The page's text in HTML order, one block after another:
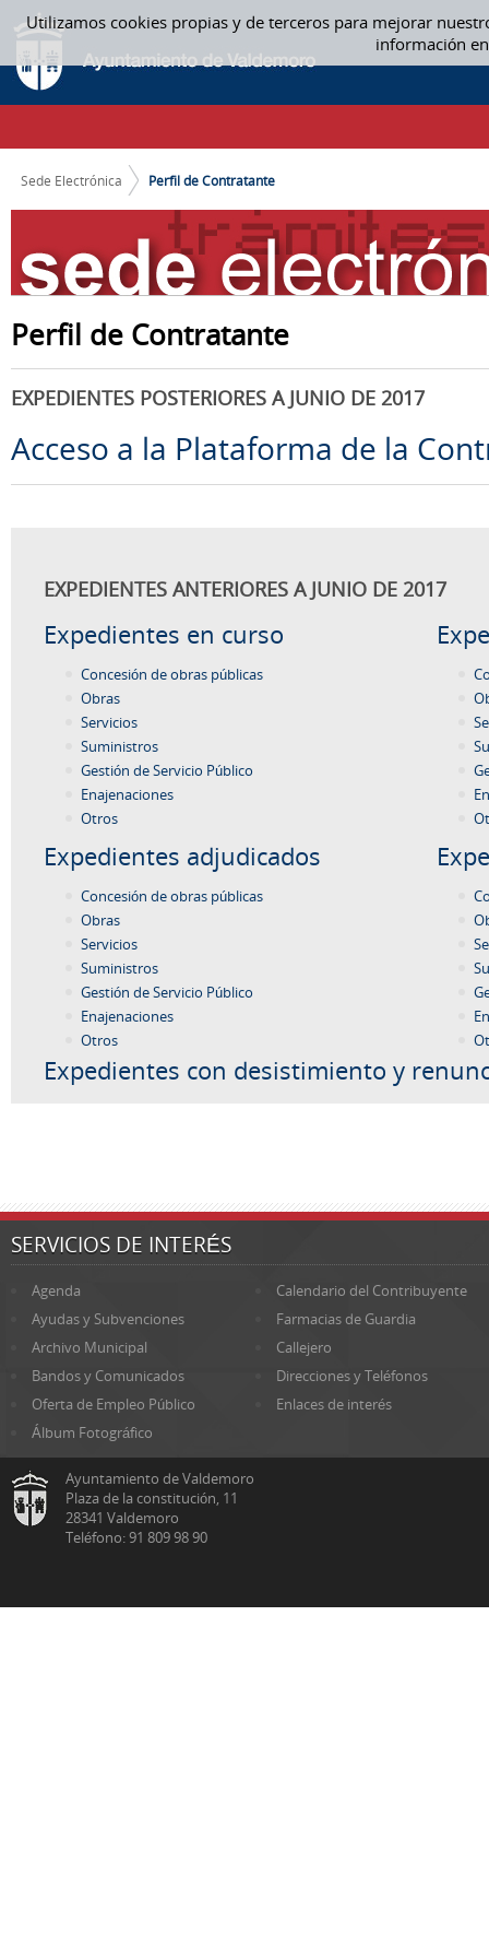
Utilizamos cookies propias y de terceros para mejorar
información
Saltar al contenido
PERFIL DE CONTRATANTE
CAMINO DE MIGAS
Sede Electrónica Perfil de Contratante
Perfil de Contratante
EXPEDIENTES POSTERIORES A JUNIO DE 2017
Acceso a la Plataforma de la
EXPEDIENTES ANTERIORES A JUNIO DE 2017
Expedientes en curso
Concesión de obras públicas
Obras
Servicios
Suministros
Gestión de Servicio Público
Enajenaciones
Otros
Expedientes adjudicados
Concesión de obras públicas
Obras
Servicios
Suministros
Gestión de Servicio Público
Enajenaciones
Otros
Expedientes con desistimiento y
SERVICIOS DE INTERÉS
Agenda
Calendario del Contribuyente
Ayudas y Subvenciones
Farmacias de Guardia
Archivo Municipal
Callejero
Bandos y Comunicados
Direcciones y Teléfonos
Oferta de Empleo Público
Enlaces de interés
Álbum Fotográfico
Ayuntamiento de Valdemoro
Plaza de la constitución, 11
28341 Valdemoro
Teléfono: 91 809 98 90